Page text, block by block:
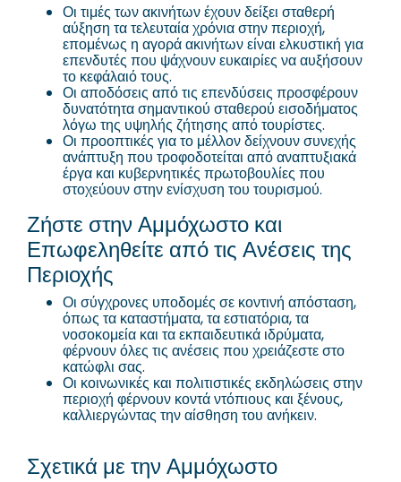
Οι τιμές των ακινήτων έχουν δείξει σταθερή
αύξηση τα τελευταία χρόνια στην περιοχή,
επομένως η αγορά ακινήτων είναι ελκυστική για
επενδυτές που ψάχνουν ευκαιρίες να αυξήσουν
το κεφάλαιό τους.
Οι αποδόσεις από τις επενδύσεις προσφέρουν
δυνατότητα σημαντικού σταθερού εισοδήματος
λόγω της υψηλής ζήτησης από τουρίστες.
Οι προοπτικές για το μέλλον δείχνουν συνεχής
ανάπτυξη που τροφοδοτείται από αναπτυξιακά
έργα και κυβερνητικές πρωτοβουλίες που
στοχεύουν στην ενίσχυση του τουρισμού.
Ζήστε στην Αμμόχωστο και
Επωφεληθείτε από τις Ανέσεις της
Περιοχής
Οι σύγχρονες υποδομές σε κοντινή απόσταση,
όπως τα καταστήματα, τα εστιατόρια, τα
νοσοκομεία και τα εκπαιδευτικά ιδρύματα,
φέρνουν όλες τις ανέσεις που χρειάζεστε στο
κατώφλι σας.
Οι κοινωνικές και πολιτιστικές εκδηλώσεις στην
περιοχή φέρνουν κοντά ντόπιους και ξένους,
καλλιεργώντας την αίσθηση του ανήκειν.
Σχετικά με την Αμμόχωστο